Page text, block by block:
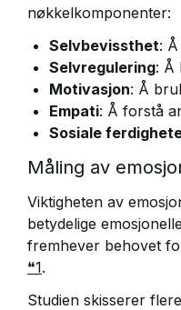
nøkkelkomponenter:
Selvbevissthet:
Selvregulering: Å
Motivasjon: Å
Empati: Å forstå
Sosiale
Måling av
Viktigheten av
betydelige
fremhever behovet
❝1.
Studien skisserer